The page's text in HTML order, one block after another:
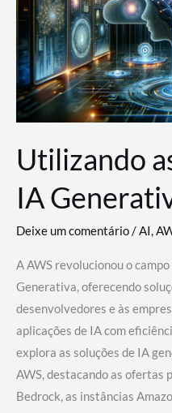
Utilizando
IA
Deixe um comentário/AI,
A AWS revolucionou o
Generativa, oferecendo
desenvolvedores e às
aplicações de IA com
explora as soluções de IA
AWS, destacando as ofertas
Bedrock, as instâncias